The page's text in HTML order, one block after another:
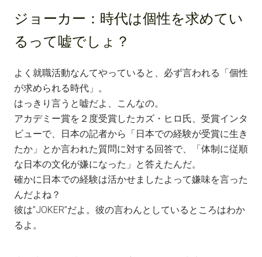
ジョーカー： 時代は個性を求めてい
るって嘘でしょ？
よく就職活動なんてやっていると、必ず言われる「個性
が求められる時代」。
はっきり言うと嘘だよ、こんなの。
アカデミー賞を２度受賞したカズ・ヒロ氏、受賞インタ
ビューで、日本の記者から「日本での経験が受賞に生き
たか」とか言われた質問に対する回答で、「体制に従順
な日本の文化が嫌になった」と答えたんだ。
確かに日本での経験は活かせましたよって嫌味を言った
んだよね？
彼は”JOKER”だよ。彼の言わんとしているところはわか
るよ。